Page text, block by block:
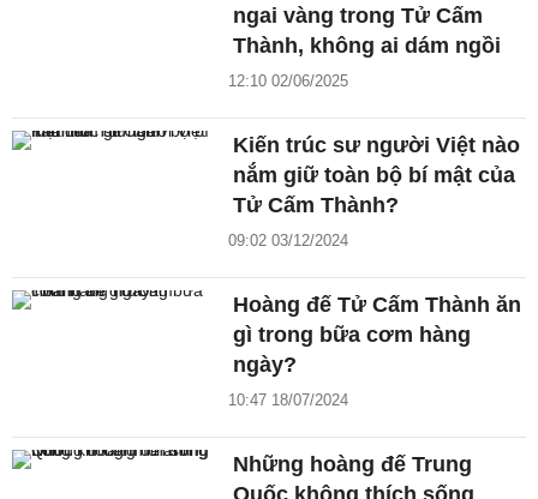
ngai vàng trong Tử Cấm
Thành, không ai dám ngồi
12:10 02/06/2025
Kiến trúc sư người Việt nào
nắm giữ toàn bộ bí mật của
Tử Cấm Thành?
09:02 03/12/2024
Hoàng đế Tử Cấm Thành ăn
gì trong bữa cơm hàng
ngày?
10:47 18/07/2024
Những hoàng đế Trung